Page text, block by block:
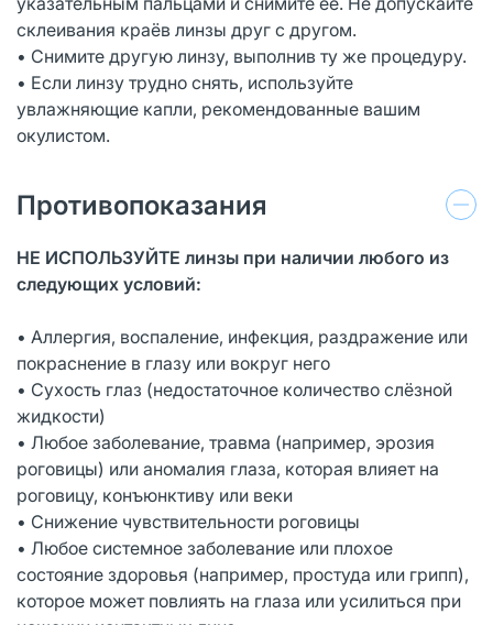
склеивания краёв линзы друг с другом.
• Снимите другую линзу, выполнив ту же процедуру.
• Если линзу трудно снять, используйте
увлажняющие капли, рекомендованные вашим
окулистом.
Противопоказания
НЕ ИСПОЛЬЗУЙТЕ линзы при наличии любого из
следующих условий:
• Аллергия, воспаление, инфекция, раздражение или
покраснение в глазу или вокруг него
• Сухость глаз (недостаточное количество слёзной
жидкости)
• Любое заболевание, травма (например, эрозия
роговицы) или аномалия глаза, которая влияет на
роговицу, конъюнктиву или веки
• Снижение чувствительности роговицы
• Любое системное заболевание или плохое
состояние здоровья (например, простуда или грипп),
которое может повлиять на глаза или усилиться при